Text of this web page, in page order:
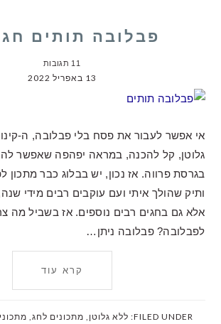
פבלובה תותים
11 תגובות
13 באפריל 2022
אי אפשר לעבור את פסח בלי פבלובה, ה-
גלוטן, קל להכנה, במראה יפהפה שאפשר
בגרסת פרווה. אז נכון, יש בבלוג כבר מתכון
ותיק שהולך איתי ועם עוקבים רבים מידי
אלא גם בחגים רבים נוספים. אז בשביל מה
לפבלובה? פבלובה ניתן…
קרא עוד
FILED UNDER: ללא גלוטן , מתכונים לחג,